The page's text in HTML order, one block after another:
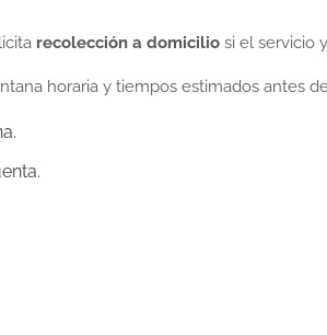
recolección a domicilio si el servicio
horaria y tiempos estimados antes